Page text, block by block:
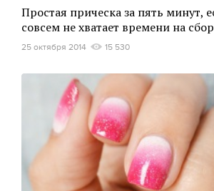
Простая прическа за пять минут,
совсем не хватает времени на
25 октября 2014 15 530